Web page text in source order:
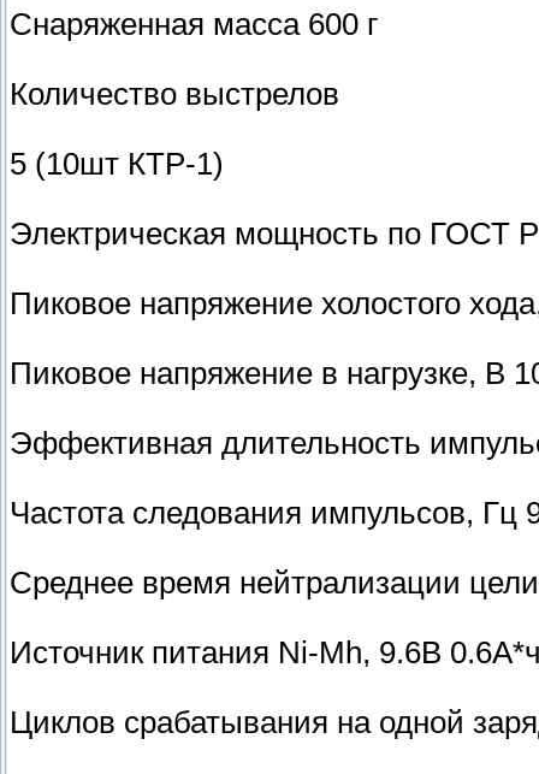
Снаряженная масса 600 г
Количество выстрелов
5 (10шт КТР-1)
Электрическая мощность по ГОСТ
Пиковое напряжение холостого
Пиковое напряжение в нагрузке, В
Эффективная длительность
Частота следования импульсов, Гц
Среднее время нейтрализации
Источник питания Ni-Mh, 9.6В
Циклов срабатывания на одной